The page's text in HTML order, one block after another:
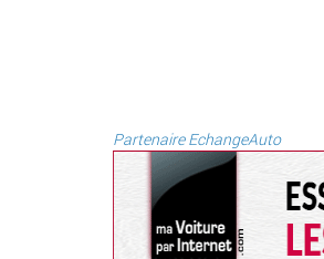
Partenaire EchangeAuto